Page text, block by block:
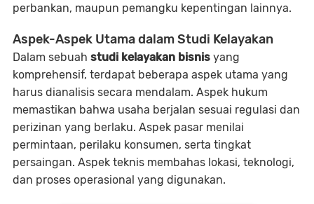
perbankan, maupun pemangku kepentingan lainnya.
Aspek-Aspek Utama dalam Studi Kelayakan
Dalam sebuah studi kelayakan bisnis yang
komprehensif, terdapat beberapa aspek utama yang
harus dianalisis secara mendalam. Aspek hukum
memastikan bahwa usaha berjalan sesuai regulasi dan
perizinan yang berlaku. Aspek pasar menilai
permintaan, perilaku konsumen, serta tingkat
persaingan. Aspek teknis membahas lokasi, teknologi,
dan proses operasional yang digunakan.